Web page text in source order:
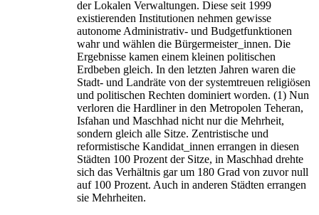
der Lokalen Verwaltungen. Diese seit 1999
existierenden Institutionen nehmen gewisse
autonome Administrativ- und Budgetfunktionen
wahr und wählen die Bürgermeister_innen. Die
Ergebnisse kamen einem kleinen politischen
Erdbeben gleich. In den letzten Jahren waren die
Stadt- und Landräte von der systemtreuen religiösen
und politischen Rechten dominiert worden. (1) Nun
verloren die Hardliner in den Metropolen Teheran,
Isfahan und Maschhad nicht nur die Mehrheit,
sondern gleich alle Sitze. Zentristische und
reformistische Kandidat_innen errangen in diesen
Städten 100 Prozent der Sitze, in Maschhad drehte
sich das Verhältnis gar um 180 Grad von zuvor null
auf 100 Prozent. Auch in anderen Städten errangen
sie Mehrheiten.